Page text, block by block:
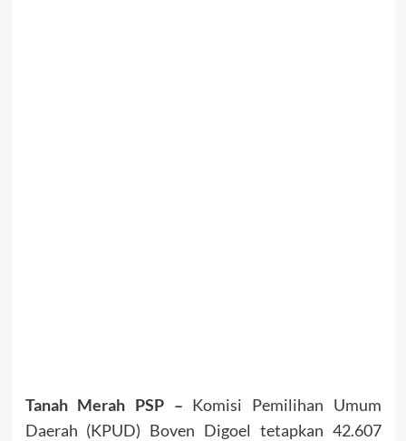
Tanah Merah PSP – Komisi Pemilihan Umum
Daerah (KPUD) Boven Digoel tetapkan 42.607